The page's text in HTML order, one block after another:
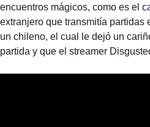
encuentros mágicos, como es el
extranjero que transmitía partidas
un chileno, el cual le dejó un
partida y que el streamer